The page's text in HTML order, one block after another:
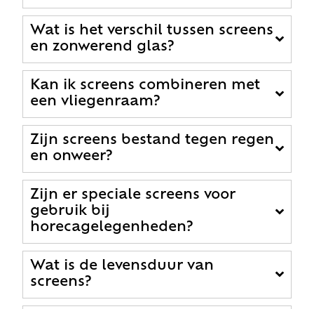
Wat is het verschil tussen screens
en zonwerend glas?
Kan ik screens combineren met
een vliegenraam?
Zijn screens bestand tegen regen
en onweer?
Zijn er speciale screens voor
gebruik bij
horecagelegenheden?
Wat is de levensduur van
screens?